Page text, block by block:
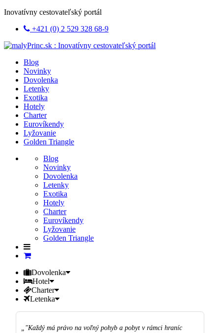
Inovatívny cestovateľský portál
+421 (0) 2 529 328 68-9
Blog
Novinky
Dovolenka
Letenky
Exotika
Hotely
Charter
Eurovíkendy
Lyžovanie
Golden Triangle
Blog
Novinky
Dovolenka
Letenky
Exotika
Hotely
Charter
Eurovíkendy
Lyžovanie
Golden Triangle
Dovolenka
Hotel
Charter
Letenka
"Každý má právo na voľný pohyb a pobyt v rámci hraníc